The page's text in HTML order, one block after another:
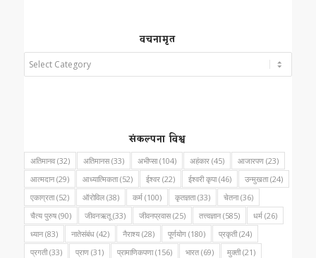
वचनामृत
संकल्पना विश्व
अतिमानव(32) अतिमानस(33) अभीप्सा(104) अहंकार(45) आजारपण(23)
आत्मदान(29) आध्यात्मिकता(52) ईश्वर(22) ईश्वरी कृपा(46) उन्मुखता(24)
एकाग्रता(52) ऑरोविल(38) कर्म(100) कृतज्ञता(33) चेतना(36)
चैत्य पुरुष(90) जीवनऋतू(33) जीवनप्रवास(25) तत्त्वज्ञान(585) धर्म(26)
ध्यान(83) नातेसंबंध(42) नैराश्य(28) पूर्णयोग(180) प्रकृती(24)
प्रगती(33) प्राण(31) प्रामाणिकपणा(156) भारत(69) मुक्ती(21)